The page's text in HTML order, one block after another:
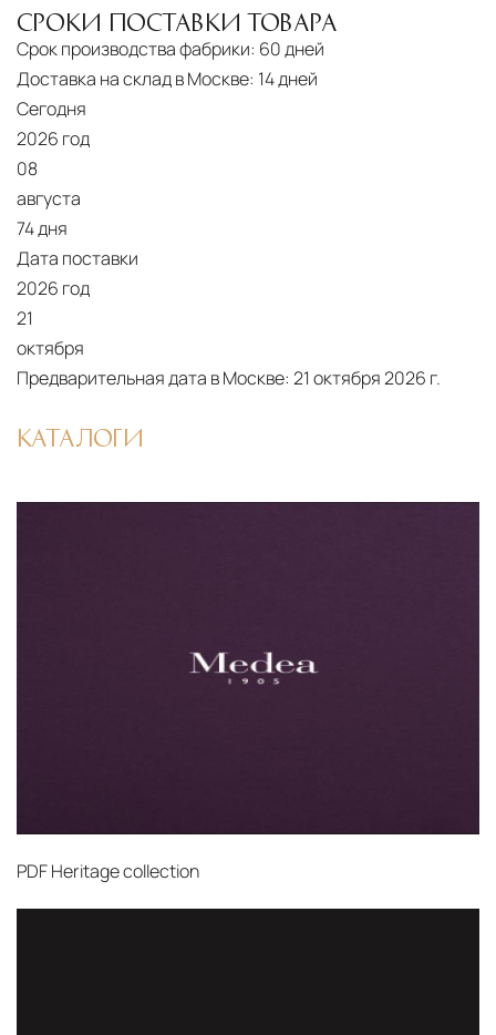
СРОКИ ПОСТАВКИ ТОВАРА
Срок производства фабрики: 60 дней
Доставка на склад в Москве: 14 дней
Сегодня
2026 год
08
августа
74 дня
Дата поставки
2026 год
21
октября
Предварительная дата в Москве: 21 октября 2026 г.
КАТАЛОГИ
PDFHeritage collection